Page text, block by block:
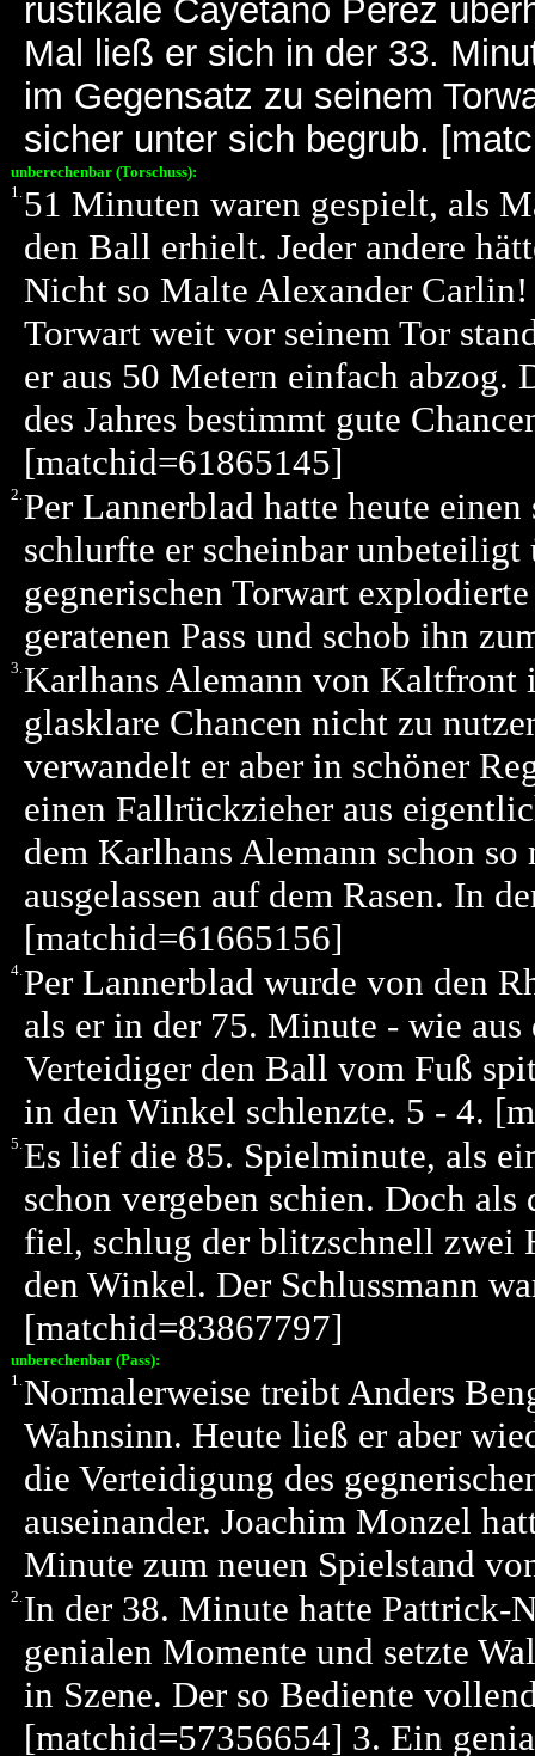
rustikale Cayetano Pérez
Mal ließ er sich in der 33.
im Gegensatz zu seinem
sicher unter sich begrub.
unberechenbar (Torschuss):
1.51 Minuten waren gespielt, als
den Ball erhielt. Jeder andere
Nicht so Malte Alexander Carlin!
Torwart weit vor seinem Tor
er aus 50 Metern einfach abzog.
des Jahres bestimmt gute
[matchid=61865145]
2.Per Lannerblad hatte heute
schlurfte er scheinbar unbeteiligt
gegnerischen Torwart
geratenen Pass und schob ihn
3.Karlhans Alemann von Kaltfront
glasklare Chancen nicht zu
verwandelt er aber in schöner
einen Fallrückzieher aus
dem Karlhans Alemann schon so
ausgelassen auf dem Rasen. In
[matchid=61665156]
4.Per Lannerblad wurde von den
als er in der 75. Minute - wie
Verteidiger den Ball vom Fuß
in den Winkel schlenzte. 5 - 4.
5.Es lief die 85. Spielminute, als
schon vergeben schien. Doch
fiel, schlug der blitzschnell zwei
den Winkel. Der Schlussmann
[matchid=83867797]
unberechenbar (Pass):
1.Normalerweise treibt Anders
Wahnsinn. Heute ließ er aber
die Verteidigung des
auseinander. Joachim Monzel
Minute zum neuen Spielstand
2.In der 38. Minute hatte Pattrick-
genialen Momente und setzte
in Szene. Der so Bediente
[matchid=57356654] 3. Ein